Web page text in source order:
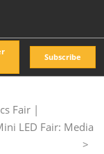
Subscribe
Fair |
LED Fair: Media